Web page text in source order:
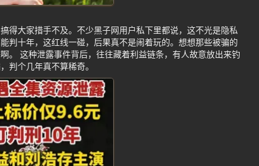
得大家措手不及。不少黑子网用户私下里都说，这不光是隐私
判十年，这红线一碰，后果真不是闹着玩的。想想那些被骗的
。 这种泄露事件背后，往往藏着利益链条，有人故意放出来钓
判个几年真不算稀奇。